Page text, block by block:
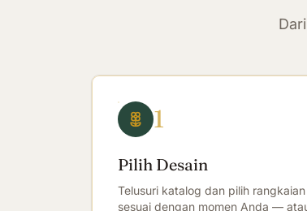
1
Pilih Desain
Telusuri katalog dan pilih
sesuai dengan momen Anda —